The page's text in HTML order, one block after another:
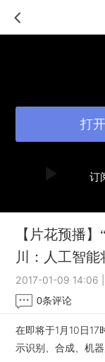
订
打
【片花预播
川：人工智
2017-01-09 14:06
0条评论
在即将于1月10日17
示识别、合成、机